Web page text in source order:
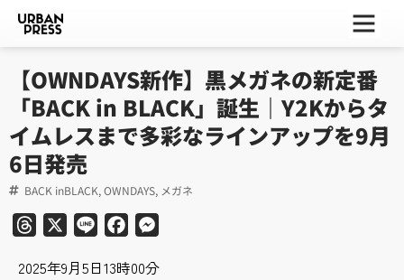
ー
ー
ー
【OWNDAYS新作】黒メガネの新定番
「BACK in BLACK」誕生｜Y2Kからタ
イムレスまで多彩なラインアップを9月
6日発売
BACK inBLACK, OWNDAYS, メガネ
Threads Line Facebook
2025年9月5日13時00分